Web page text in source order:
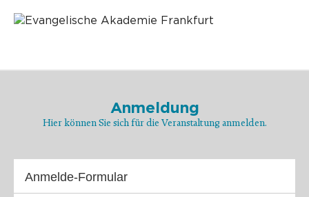
Anmeldung
Hier können Sie sich für die Veranstaltung anmelden.